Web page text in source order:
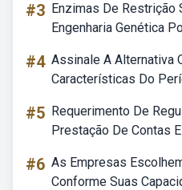
#3 Enzimas De Restrição
Engenharia Genética
#4 Assinale A Alternativa
Características Do
#5 Requerimento De
Prestação De Contas
#6 As Empresas
Conforme Suas